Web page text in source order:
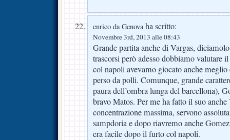
enrico da Genovaha scritto:
Novembre 3rd, 2013 alle 08:43
Grande partita anche di Vargas,
trascorsi però adesso dobbiamo valutare
col napoli avevamo giocato anche
perso da polli. Comunque, grande
paura dell’ombra lunga del barcellona),
bravo Matos. Per me ha fatto il suo
concentrazione massima, servono
sampdoria e dopo riavremo anche
era facile dopo il furto col napoli.